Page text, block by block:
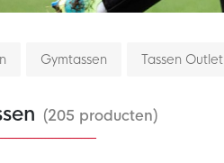
Gymtassen Tassen Outlet
(205 producten)